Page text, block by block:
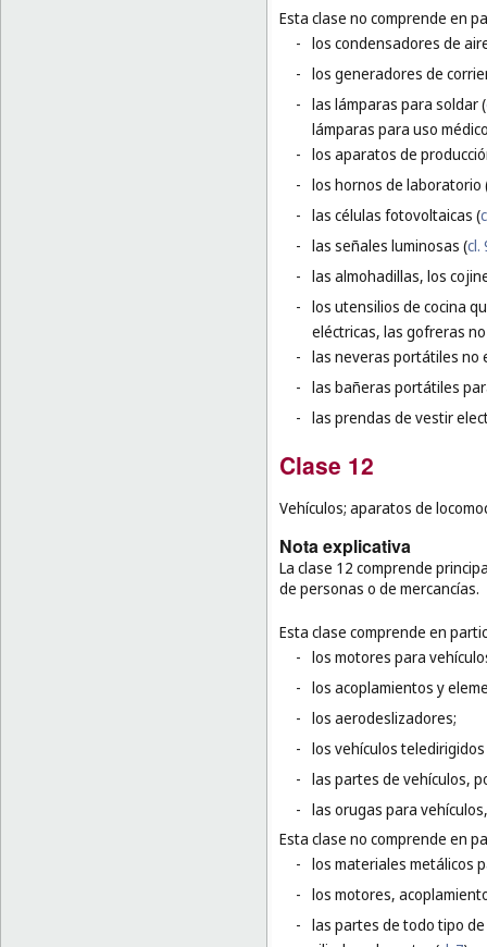
Esta clase no comprende en
- los condensadores de
- los generadores de
- las lámparas para soldar (
lámparas para uso
- los aparatos de
- los hornos de laboratorio
- las células fotovoltaicas (
- las señales luminosas (cl.
- las almohadillas, los
- los utensilios de cocina
eléctricas, las gofreras
- las neveras portátiles no
- las bañeras portátiles
- las prendas de vestir
Clase 12
Vehículos; aparatos de
Nota explicativa
La clase 12 comprende
de personas o de mercancías.
Esta clase comprende en
- los motores para
- los acoplamientos y
- los aerodeslizadores;
- los vehículos
- las partes de vehículos,
- las orugas para
Esta clase no comprende en
- los materiales metálicos
- los motores,
- las partes de todo tipo